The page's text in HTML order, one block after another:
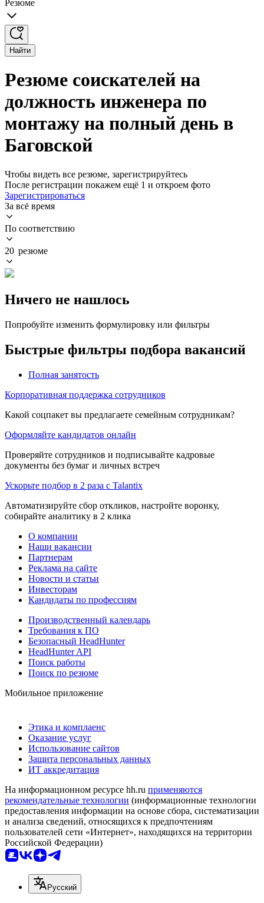
Резюме
Найти
Резюме соискателей на
должность инженера по
монтажу на полный день в
Баговской
Чтобы видеть все резюме, зарегистрируйтесь
После регистрации покажем ещё 1 и откроем фото
Зарегистрироваться
За всё время
По соответствию
20 резюме
Ничего не нашлось
Попробуйте изменить формулировку или фильтры
Быстрые фильтры подбора вакансий
Полная занятость
Корпоративная поддержка сотрудников
Какой соцпакет вы предлагаете семейным сотрудникам?
Оформляйте кандидатов онлайн
Проверяйте сотрудников и подписывайте кадровые
документы без бумаг и личных встреч
Ускорьте подбор в 2 раза с Talantix
Автоматизируйте сбор откликов, настройте воронку,
собирайте аналитику в 2 клика
О компании
Наши вакансии
Партнерам
Реклама на сайте
Новости и статьи
Инвесторам
Кандидаты по профессиям
Производственный календарь
Требования к ПО
Безопасный HeadHunter
HeadHunter API
Поиск работы
Поиск по резюме
Мобильное приложение
Этика и комплаенс
Оказание услуг
Использование сайтов
Защита персональных данных
ИТ аккредитация
На информационном ресурсе hh.ru применяются
рекомендательные технологии (информационные технологии
предоставления информации на основе сбора, систематизации
и анализа сведений, относящихся к предпочтениям
пользователей сети «Интернет», находящихся на территории
Российской Федерации)
Русский